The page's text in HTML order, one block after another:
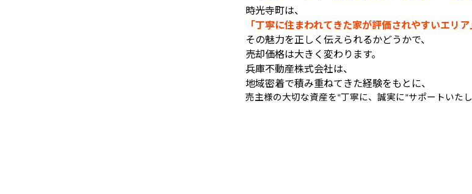
時光寺町は、
「丁寧に住まわれてきた家が評価されやすいエリア
その魅力を正しく伝えられるかどうかで、
売却価格は大きく変わります。
兵庫不動産株式会社は、
地域密着で積み重ねてきた経験をもとに、
売主様の大切な資産を “丁寧に、誠実に”サポートいたし